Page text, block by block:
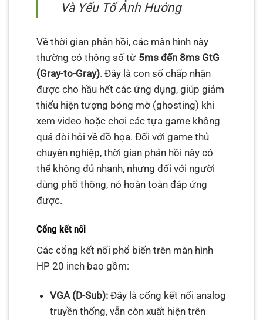
Và Yếu Tố Ảnh Hưởng
Về thời gian phản hồi, các màn hình này
thường có thông số từ 5ms đến 8ms GtG
(Gray-to-Gray). Đây là con số chấp nhận
được cho hầu hết các ứng dụng, giúp giảm
thiểu hiện tượng bóng mờ (ghosting) khi
xem video hoặc chơi các tựa game không
quá đòi hỏi về đồ họa. Đối với game thủ
chuyên nghiệp, thời gian phản hồi này có
thể không đủ nhanh, nhưng đối với người
dùng phổ thông, nó hoàn toàn đáp ứng
được.
Cổng kết nối
Các cổng kết nối phổ biến trên màn hình
HP 20 inch bao gồm:
VGA (D-Sub):Đây là cổng kết nối analog
truyền thống, vẫn còn xuất hiện trên